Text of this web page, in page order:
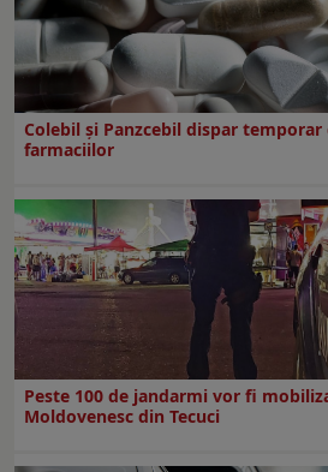
Colebil și Panzcebil dispar
farmaciilor
Peste 100 de jandarmi vor fi
Moldovenesc din Tecuci